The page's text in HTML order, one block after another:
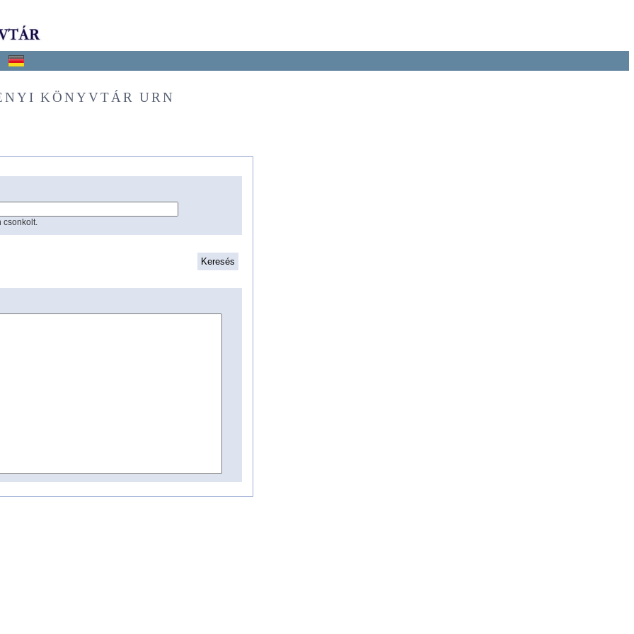
KÖNYVTÁR URN
csonkolt.